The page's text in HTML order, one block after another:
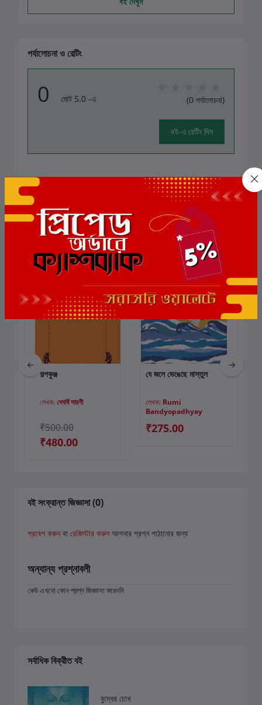
পর্যালোচনা ও রেটিং
0 মোট 5.0 -এ (0 পর্যালোচনা)
বই-এ রেটিং দিন
এই বইয়ের জন্য এখনও কোন পর্যালোচনা নেই
গল্পকুঞ্জ
লেখক: দেবর্ষি সারগী
₹500.00
₹480.00
কার্টে যোগ করুন
যে জলে ভেঙেছে মাস্তুল
লেখক: Rumi
Bandyopadhyay
₹275.00
ছাড়
বই সংক্রান্ত জিজ্ঞাসা (0)
প্রবেশ করুন বা রেজিস্টার করুন আপনার প্রশ্ন পাঠানোর জন্য
অন্যান্য প্রশ্নাবলী
কেউ এখনো কোন প্রশ্ন জিজ্ঞাসা করেননি
সর্বাধিক বিক্রীত বই
বুদ্ধের চোখ